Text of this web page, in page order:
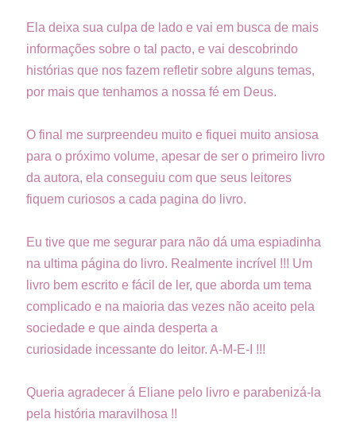
Ela deixa sua culpa de lado e vai em busca de mais
informações sobre o tal pacto, e vai descobrindo
histórias que nos fazem refletir sobre alguns temas,
por mais que tenhamos a nossa fé em Deus.
O final me surpreendeu muito e fiquei muito ansiosa
para o próximo volume, apesar de ser o primeiro livro
da autora, ela conseguiu com que seus leitores
fiquem curiosos a cada pagina do livro.
Eu tive que me segurar para não dá uma espiadinha
na ultima página do livro. Realmente incrível !!! Um
livro bem escrito e fácil de ler, que aborda um tema
complicado e na maioria das vezes não aceito pela
sociedade e que ainda desperta a
curiosidade incessante do leitor. A-M-E-I !!!
Queria agradecer á Eliane pelo livro e parabenizá-la
pela história maravilhosa !!